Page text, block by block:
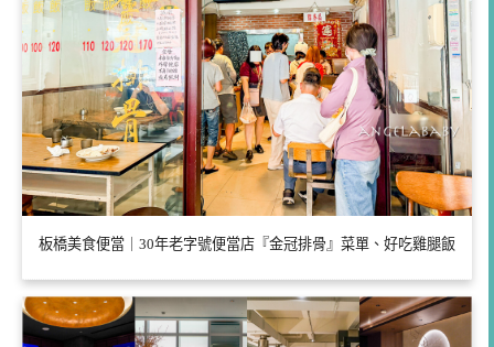
板橋美食便當｜30年老字號便當店『金冠排骨』菜單、好吃雞腿飯